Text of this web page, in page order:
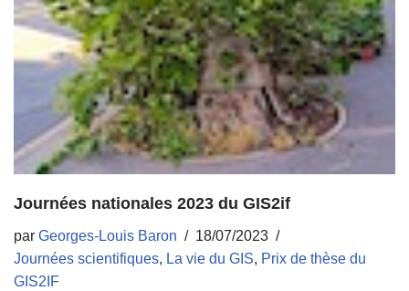
Journées nationales 2023 du GIS2if
par Georges-Louis Baron
18/07/2023
Journées scientifiques, La vie du GIS, Prix de thèse du
GIS2IF